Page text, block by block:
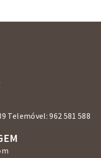
Telemóvel: 962 581 588